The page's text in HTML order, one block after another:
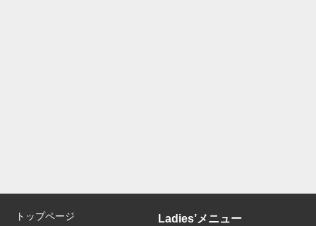
トップページ
Ladies’メニュー